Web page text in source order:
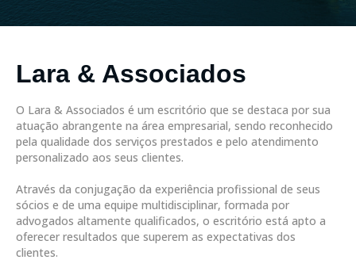
Lara & Associados
O Lara & Associados é um escritório que se destaca por sua
atuação abrangente na área empresarial, sendo reconhecido
pela qualidade dos serviços prestados e pelo atendimento
personalizado aos seus clientes.
Através da conjugação da experiência profissional de seus
sócios e de uma equipe multidisciplinar, formada por
advogados altamente qualificados, o escritório está apto a
oferecer resultados que superem as expectativas dos
clientes.